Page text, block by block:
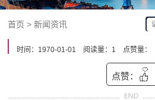
首页 > 新闻资讯
时间：1970-01-01 阅读量：1 点赞量：
点赞：